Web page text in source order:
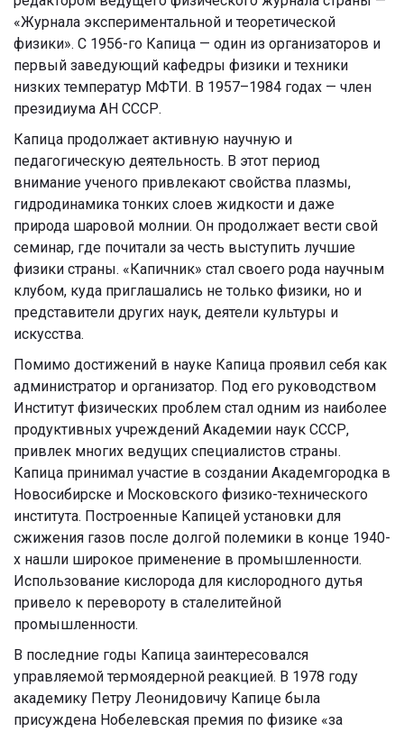
«Журнала экспериментальной и теоретической
физики». С 1956-го Капица — один из организаторов и
первый заведующий кафедры физики и техники
низких температур МФТИ. В 1957–1984 годах — член
президиума АН СССР.
Капица продолжает активную научную и
педагогическую деятельность. В этот период
внимание ученого привлекают свойства плазмы,
гидродинамика тонких слоев жидкости и даже
природа шаровой молнии. Он продолжает вести свой
семинар, где почитали за честь выступить лучшие
физики страны. «Капичник» стал своего рода научным
клубом, куда приглашались не только физики, но и
представители других наук, деятели культуры и
искусства.
Помимо достижений в науке Капица проявил себя как
администратор и организатор. Под его руководством
Институт физических проблем стал одним из наиболее
продуктивных учреждений Академии наук СССР,
привлек многих ведущих специалистов страны.
Капица принимал участие в создании Академгородка в
Новосибирске и Московского физико-технического
института. Построенные Капицей установки для
сжижения газов после долгой полемики в конце 1940-
х нашли широкое применение в промышленности.
Использование кислорода для кислородного дутья
привело к перевороту в сталелитейной
промышленности.
В последние годы Капица заинтересовался
управляемой термоядерной реакцией. В 1978 году
академику Петру Леонидовичу Капице была
присуждена Нобелевская премия по физике «за